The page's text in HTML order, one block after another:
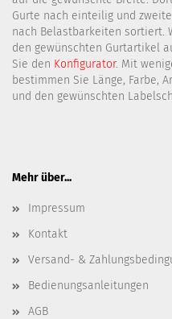
Gurte nach einteilig und
nach Belastbarkeiten sortiert.
den gewünschten Gurtartikel
Sie den Konfigurator. Mit
bestimmen Sie Länge, Farbe,
und den gewünschten
Mehr über...
Impressum
Kontakt
Versand- &
Bedienungsanleitungen
AGB